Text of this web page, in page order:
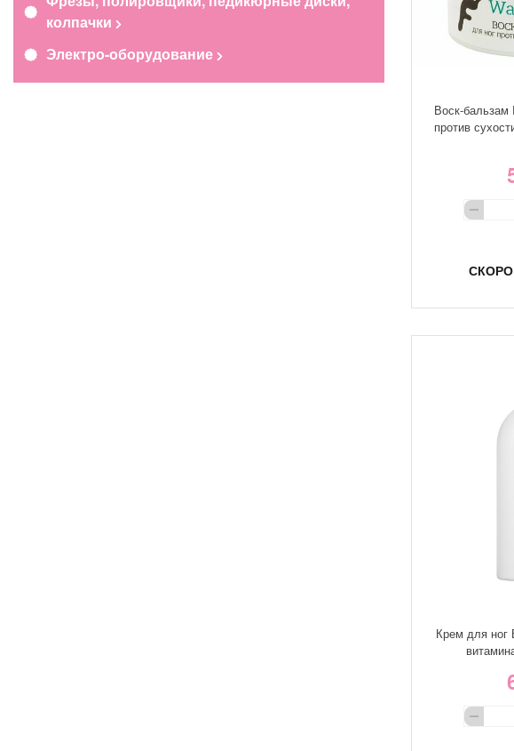
колпачки
Электро-оборудование
Воск-бальзам
против
Крем для